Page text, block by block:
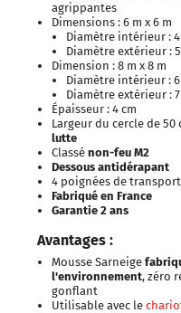
agrippantes
Dimensions : 6 m x 6 m
Diamètre intérieur : 4
Diamètre extérieur :
Dimension : 8 m x 8 m
Diamètre intérieur : 6
Diamètre extérieur :
Épaisseur : 4 cm
Largeur du cercle de 50
lutte
Classé non-feu M2
Dessous antidérapant
4 poignées de
Fabriqué en France
Garantie 2 ans
Avantages :
Mousse Sarneige
l'environnement, zéro
gonflant
Utilisable avec le